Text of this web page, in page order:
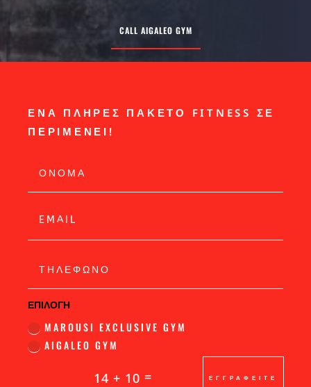
CALL AIGALEO GYM
ΕΝΑ ΠΛΗΡΕΣ ΠΑΚΕΤΟ FITNESS ΣΕ
ΠΕΡΙΜΕΝΕΙ!
ΕΠΙΛΟΓΗ
MAROUSI EXCLUSIVE GYM
AIGALEO GYM
14 + 10 = ΕΓΓΡΑΦΕΙΤΕ